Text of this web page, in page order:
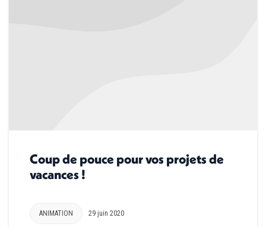
Coup de pouce pour vos projets de
vacances !
ANIMATION 29 juin 2020